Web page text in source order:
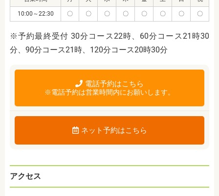
10:00～22:30 〇 〇 〇 〇 〇 〇 〇 〇
※予約最終受付 30分コース22時、60分コース21時30
分、90分コース21時、120分コース20時30分
電話予約はこちら
※電話予約は営業時間内にお願いします。
ネット予約はこちら
アクセス